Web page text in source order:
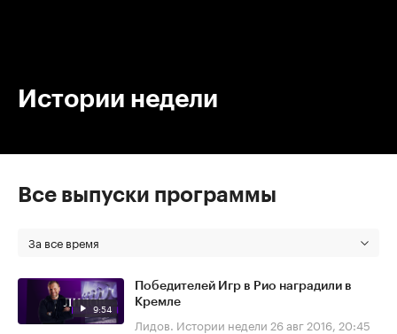
Истории недели
Все выпуски программы
За все время
9:54
Победителей Игр в Рио наградили в
Кремле
Лидов. Истории недели 26 авг 2016, 20:45